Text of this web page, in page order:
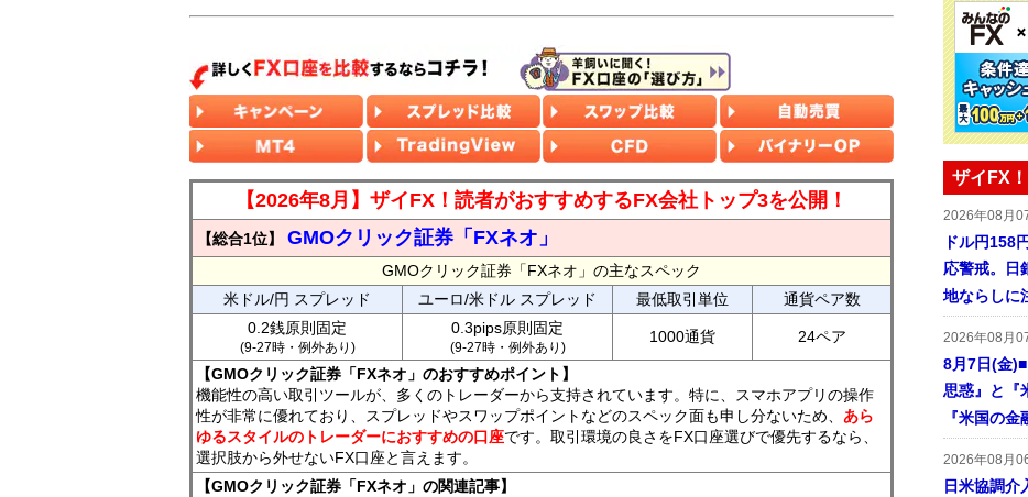
【2026年8月】ザイFX！読者がおすすめするFX会社トップ3を公開！
【総合1位】 GMOクリック証券「FXネオ」
GMOクリック証券「FXネオ」の主なスペック
米ドル/円 スプレッド
ユーロ/米ドル スプレッド 最低取引単位
通貨ペア数
0.2銭原則固定
(9-27時・例外あり)
0.3pips原則固定
(9-27時・例外あり)
1000通貨 24ペア
【GMOクリック証券「FXネオ」のおすすめポイント】
機能性の高い取引ツールが、多くのトレーダーから支持されています。特に、スマホアプリの操作
性が非常に優れており、スプレッドやスワップポイントなどのスペック面も申し分ないため、 あら
ゆるスタイルのトレーダーにおすすめの口座です。取引環境の良さをFX口座選びで優先するなら、
選択肢から外せないFX口座と言えます。
【GMOクリック証券「FXネオ」の関連記事】
ザイFX
2026年08月
ドル円158
応警戒。日
地ならしに
2026年08月
8月7日(金
思惑』と『
『米国の
2026年08月
日米協調介